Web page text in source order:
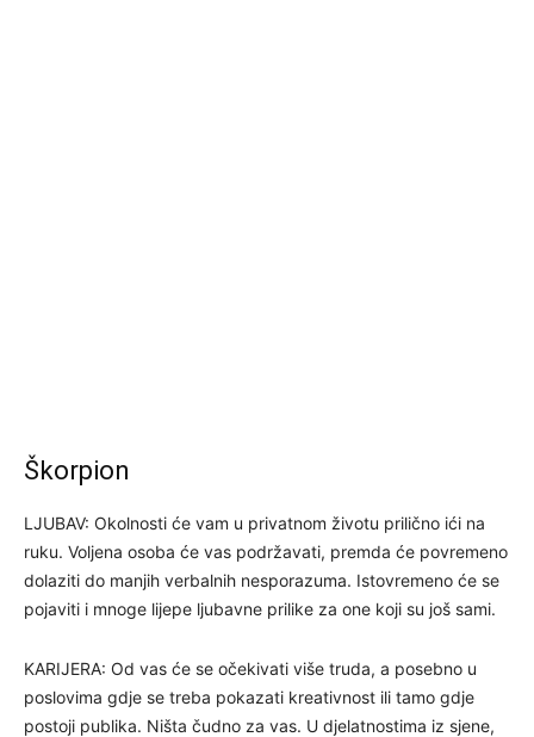
Škorpion
LJUBAV: Okolnosti će vam u privatnom životu prilično ići na
ruku. Voljena osoba će vas podržavati, premda će povremeno
dolaziti do manjih verbalnih nesporazuma. Istovremeno će se
pojaviti i mnoge lijepe ljubavne prilike za one koji su još sami.
KARIJERA: Od vas će se očekivati više truda, a posebno u
poslovima gdje se treba pokazati kreativnost ili tamo gdje
postoji publika. Ništa čudno za vas. U djelatnostima iz sjene,